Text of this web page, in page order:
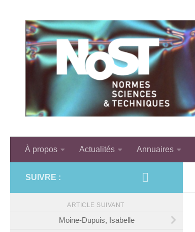
À propos Actualités Annuaires
SUIVRE :
ARTICLE SUIVANT
Moine-Dupuis, Isabelle